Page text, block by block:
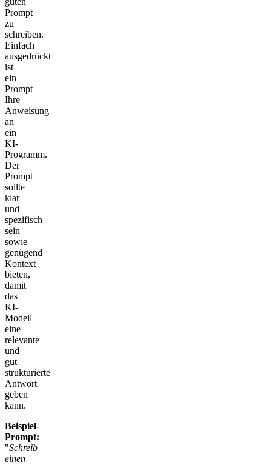
Prompt
zu
schreiben.
Einfach
ausgedrückt
ist
ein
Prompt
Ihre
Anweisung
an
ein
KI-
Programm.
Der
Prompt
sollte
klar
und
spezifisch
sein
sowie
genügend
Kontext
bieten,
damit
das
KI-
Modell
eine
relevante
und
gut
strukturierte
Antwort
geben
kann.
Beispiel-
Prompt:
"Schreib
einen